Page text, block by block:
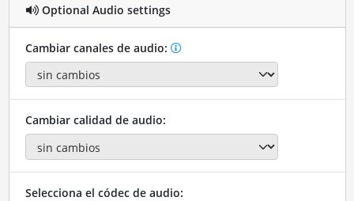
Optional Audio settings
Cambiar canales de audio:
Cambiar calidad de audio:
Selecciona el códec de audio: